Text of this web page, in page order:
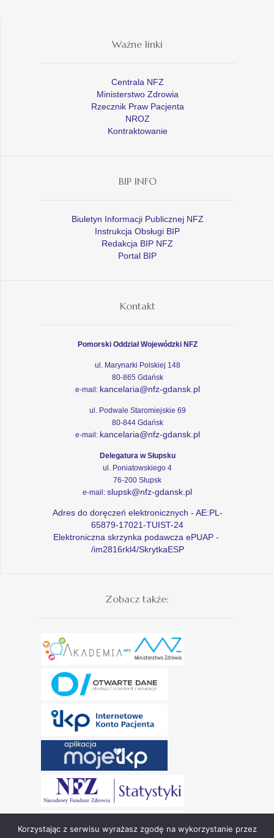
Ważne linki
Centrala NFZ
Ministerstwo Zdrowia
Rzecznik Praw Pacjenta
NROZ
Kontraktowanie
BIP INFO
Biuletyn Informacji Publicznej NFZ
Instrukcja Obsługi BIP
Redakcja BIP NFZ
Portal BIP
Kontakt
Pomorski Oddział Wojewódzki NFZ
ul. Marynarki Polskiej 148
80-865 Gdańsk
e-mail: kancelaria@nfz-gdansk.pl
ul. Podwale Staromiejskie 69
80-844 Gdańsk
e-mail: kancelaria@nfz-gdansk.pl
Delegatura w Słupsku
ul. Poniatowskiego 4
76-200 Słupsk
e-mail: slupsk@nfz-gdansk.pl
Adres do doręczeń elektronicznych - AE:PL-
65879-17021-TUIST-24
Elektroniczna skrzynka podawcza ePUAP -
/im2816rkl4/SkrytkaESP
Zobacz także:
Korzystając z serwisu wyrażasz zgodę na wykorzystanie przez